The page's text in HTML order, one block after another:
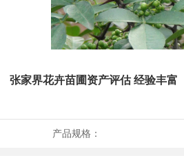
张家界花卉苗圃资产评估 经验丰富
产品规格：